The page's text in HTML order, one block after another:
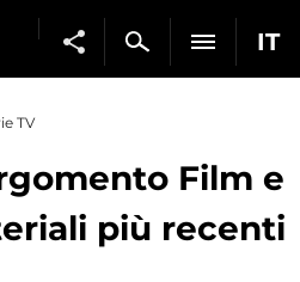
IT
TV
Film e
più recenti